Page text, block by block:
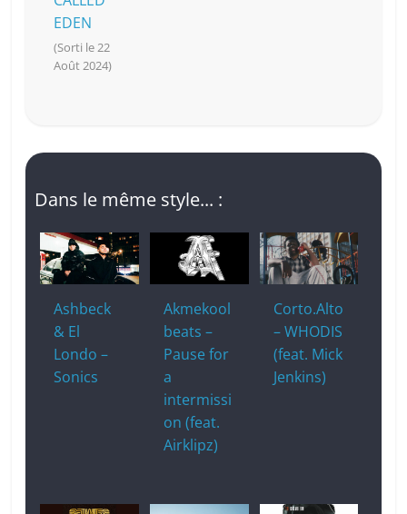
EDEN
(Sorti le 22
Août 2024)
Dans le même style... :
Ashbeck
& El
Londo –
Sonics
Akmekool
beats –
Pause for
a
intermissi
on (feat.
Airklipz)
Corto.Alto
– WHODIS
(feat. Mick
Jenkins)